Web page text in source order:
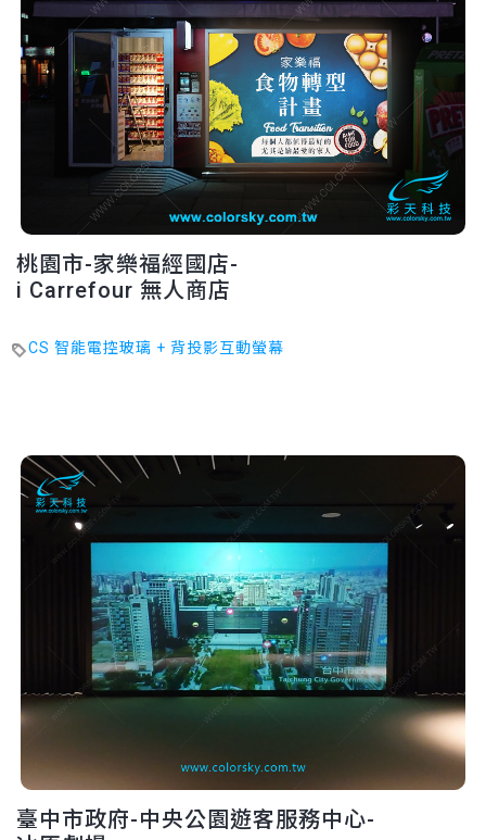
桃園市-家樂福經國店-
i Carrefour 無人商店
CS 智能電控玻璃 + 背投影互動螢幕
臺中市政府-中央公園遊客服務中心-